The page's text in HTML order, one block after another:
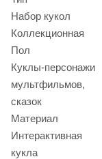
Набор кукол
Коллекционная
Пол
Куклы-персонажи
мультфильмов,
сказок
Материал
Интерактивная
кукла